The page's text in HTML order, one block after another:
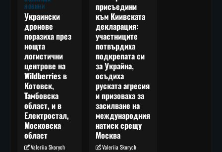
НОВИНИ
Украински
дронове
поразиха през
нощта
логистични
центрове на
Wildberries в
Котовск,
Тамбовска
област, и в
Електростал,
Московска
област
Valeriia Skorych
присъедини
към Киивската
декларация:
участниците
потвърдиха
подкрепата си
за Украйна,
осъдиха
руската агресия
и призоваха за
засилване на
международния
натиск срещу
Москва
Valeriia Skorych